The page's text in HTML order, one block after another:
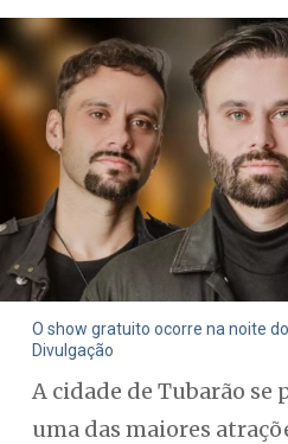
O show gratuito ocorre na noite
Divulgação
A cidade de Tubarão se
uma das maiores